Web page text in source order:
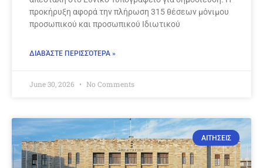
προκήρυξη αφορά την πλήρωση 315 θέσεων μόνιμου
προσωπικού και προσωπικού Ιδιωτικού
ΔΙΑΒΆΣΤΕ ΠΕΡΙΣΣΌΤΕΡΑ »
June 30, 2026 No Comments
ΑΙΤΗΣΕΙΣ